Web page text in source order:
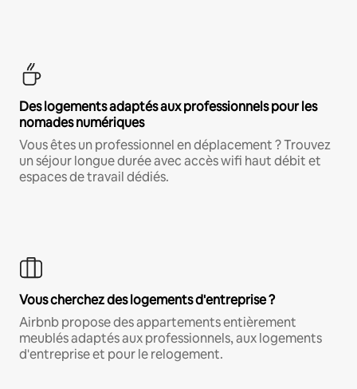
Des logements adaptés aux professionnels pour les
nomades numériques
Vous êtes un professionnel en déplacement ? Trouvez
un séjour longue durée avec accès wifi haut débit et
espaces de travail dédiés.
Vous cherchez des logements d'entreprise ?
Airbnb propose des appartements entièrement
meublés adaptés aux professionnels, aux logements
d'entreprise et pour le relogement.